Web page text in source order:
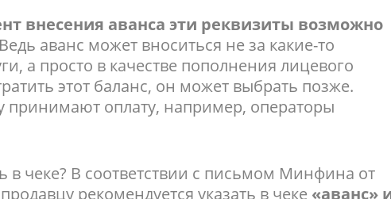
внесения аванса эти реквизиты возможно
аванс может вноситься не за какие-то
а просто в качестве пополнения лицевого
этот баланс, он может выбрать позже.
оплату, например, операторы
в чеке? В соответствии с письмом Минфина от
рекомендуется указать в чеке «аванс»